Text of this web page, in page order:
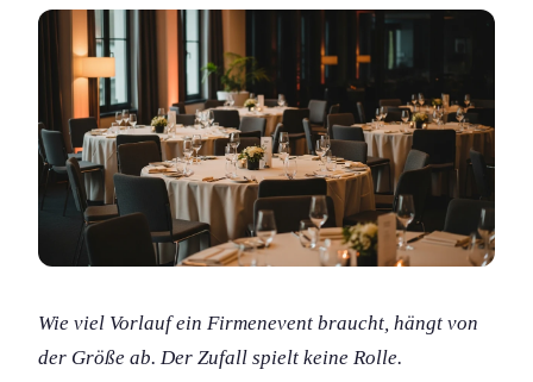
Wie viel Vorlauf ein Firmenevent braucht, hängt von
der Größe ab. Der Zufall spielt keine Rolle.